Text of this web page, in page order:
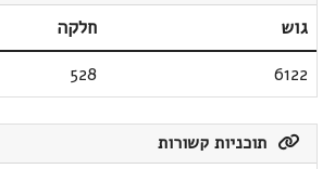
גוש
חלקה
6122
528
תוכניות קשורות